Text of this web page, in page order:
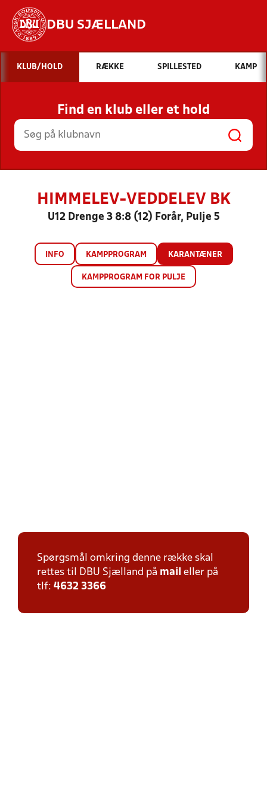
DBU SJÆLLAND
Hvad vil du søge efter?
INDHOLD OG NYHEDER
STILLINGER, RESULTATER, KLUBBER OG
HOLD
KLUB/HOLD RÆKKE SPILLESTED KAMP
Find en klub eller et hold
HIMMELEV-VEDDELEV BK
U12 Drenge 3 8:8 (12) Forår, Pulje 5
INFO KAMPPROGRAM KARANTÆNER
KAMPPROGRAM FOR PULJE
Spørgsmål omkring denne række skal
rettes til DBU Sjælland på mail eller på
tlf: 4632 3366